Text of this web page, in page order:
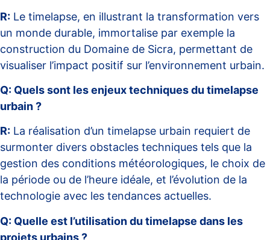
R: Le timelapse, en illustrant la transformation vers
un monde durable, immortalise par exemple la
construction du Domaine de Sicra, permettant de
visualiser l’impact positif sur l’environnement urbain.
Q: Quels sont les enjeux techniques du timelapse
urbain ?
R: La réalisation d’un timelapse urbain requiert de
surmonter divers obstacles techniques tels que la
gestion des conditions météorologiques, le choix de
la période ou de l’heure idéale, et l’évolution de la
technologie avec les tendances actuelles.
Q: Quelle est l’utilisation du timelapse dans les
projets urbains ?